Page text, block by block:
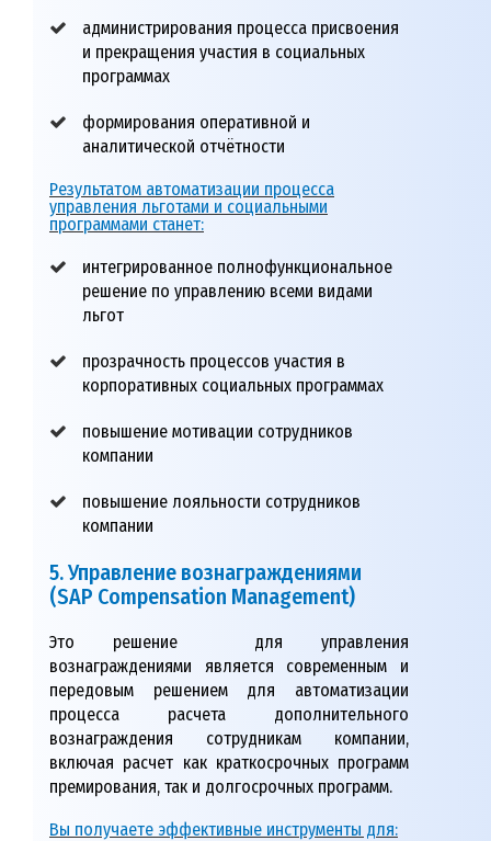
администрирования процесса присвоения
и прекращения участия в социальных
программах
формирования оперативной и
аналитической отчётности
Результатом автоматизации процесса
управления льготами и социальными
программами станет:
интегрированное полнофункциональное
решение по управлению всеми видами
льгот
прозрачность процессов участия в
корпоративных социальных программах
повышение мотивации сотрудников
компании
повышение лояльности сотрудников
компании
5. Управление вознаграждениями
(SAP Compensation Management)
Это решение для управления
вознаграждениями является современным и
передовым решением для автоматизации
процесса расчета дополнительного
вознаграждения сотрудникам компании,
включая расчет как краткосрочных программ
премирования, так и долгосрочных программ.
Вы получаете эффективные инструменты для: